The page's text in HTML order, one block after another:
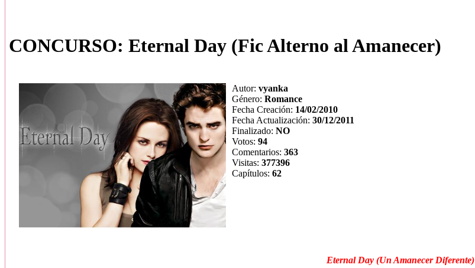
CONCURSO: Eternal Day (Fic Alterno al Amanecer)
Autor: vyanka
Género: Romance
Fecha Creación: 14/02/2010
Fecha Actualización: 30/12/2011
Finalizado: NO
Votos: 94
Comentarios: 363
Visitas: 377396
Capítulos: 62
Eternal Day (Un Amanecer Diferente)